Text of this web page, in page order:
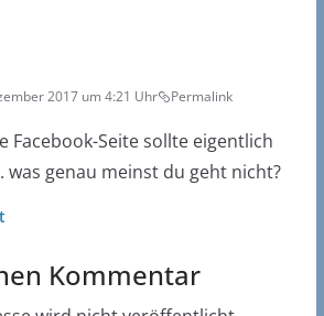
2017 um 4:21 Uhr Permalink
Facebook-Seite sollte eigentlich
was genau meinst du geht nicht?
Kommentar